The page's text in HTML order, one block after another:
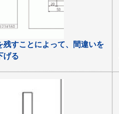
残すことによって、間違いを
げる